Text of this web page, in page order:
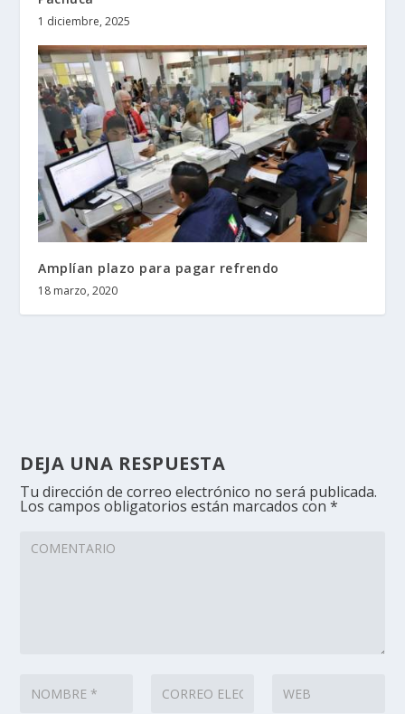
1 diciembre, 2025
Amplían plazo para pagar refrendo
18 marzo, 2020
DEJA UNA RESPUESTA
Tu dirección de correo electrónico no será publicada.
Los campos obligatorios están marcados con*